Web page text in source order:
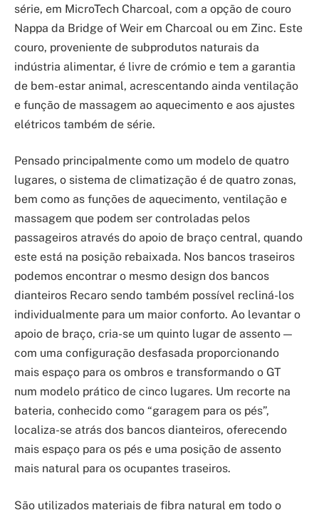
série, em MicroTech Charcoal, com a opção de couro
Nappa da Bridge of Weir em Charcoal ou em Zinc. Este
couro, proveniente de subprodutos naturais da
indústria alimentar, é livre de crómio e tem a garantia
de bem-estar animal, acrescentando ainda ventilação
e função de massagem ao aquecimento e aos ajustes
elétricos também de série.
Pensado principalmente como um modelo de quatro
lugares, o sistema de climatização é de quatro zonas,
bem como as funções de aquecimento, ventilação e
massagem que podem ser controladas pelos
passageiros através do apoio de braço central, quando
este está na posição rebaixada. Nos bancos traseiros
podemos encontrar o mesmo design dos bancos
dianteiros Recaro sendo também possível recliná-los
individualmente para um maior conforto. Ao levantar o
apoio de braço, cria-se um quinto lugar de assento —
com uma configuração desfasada proporcionando
mais espaço para os ombros e transformando o GT
num modelo prático de cinco lugares. Um recorte na
bateria, conhecido como “garagem para os pés”,
localiza-se atrás dos bancos dianteiros, oferecendo
mais espaço para os pés e uma posição de assento
mais natural para os ocupantes traseiros.
São utilizados materiais de fibra natural em todo o